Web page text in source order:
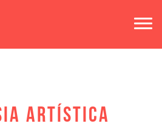
principal
ARTÍSTICA